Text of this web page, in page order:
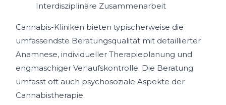
Interdisziplinäre Zusammenarbeit
Cannabis-Kliniken bieten typischerweise die
umfassendste Beratungsqualität mit detaillierter
Anamnese, individueller Therapieplanung und
engmaschiger Verlaufskontrolle. Die Beratung
umfasst oft auch psychosoziale Aspekte der
Cannabistherapie.